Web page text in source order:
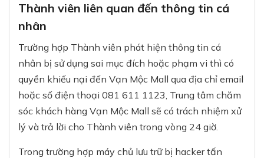
Thành viên liên quan đến thông tin cá
nhân
Trường hợp Thành viên phát hiện thông tin cá
nhân bị sử dụng sai mục đích hoặc phạm vi thì có
quyền khiếu nại đến Vạn Mộc Mall qua địa chỉ email
hoặc số điện thoại 081 611 1123, Trung tâm chăm
sóc khách hàng Vạn Mộc Mall sẽ có trách nhiệm xử
lý và trả lời cho Thành viên trong vòng 24 giờ.
Trong trường hợp máy chủ lưu trữ bị hacker tấn